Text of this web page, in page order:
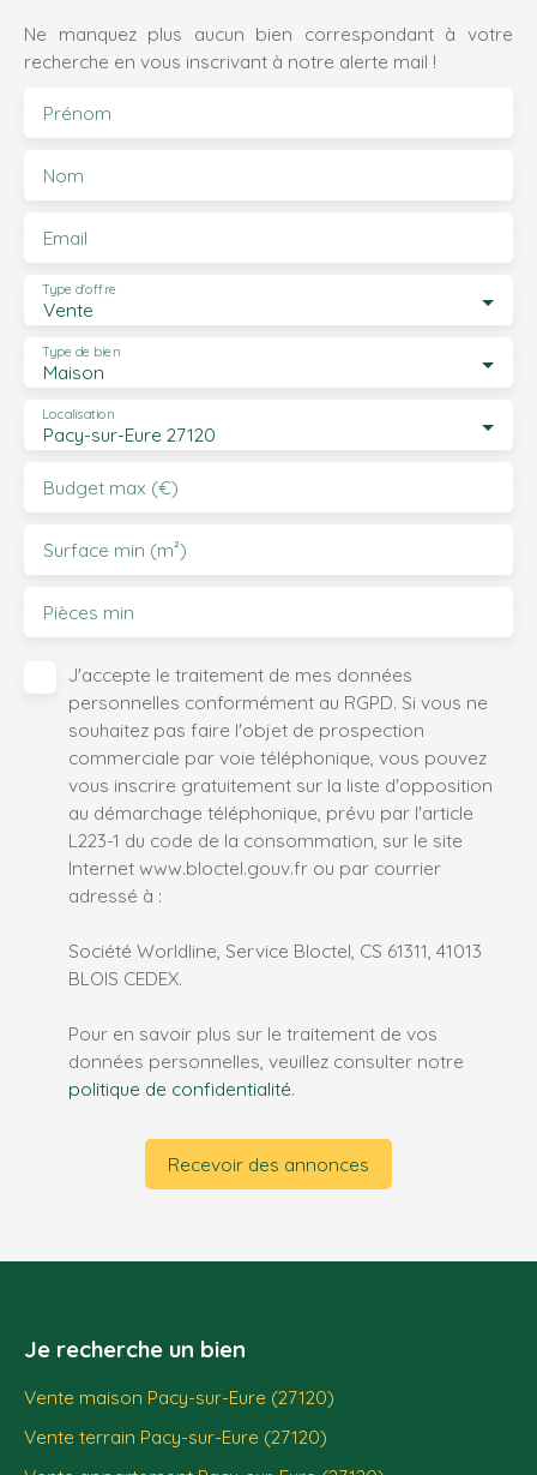
Ne manquez plus aucun bien correspondant à votre
recherche en vous inscrivant à notre alerte mail !
Prénom
Nom
Email
Vente
Type d'offre
Maison
Type de bien
Pacy-sur-Eure 27120
Localisation
Budget max (€)
Surface min (m²)
Pièces min
J'accepte le traitement de mes données
personnelles conformément au RGPD. Si vous ne
souhaitez pas faire l'objet de prospection
commerciale par voie téléphonique, vous pouvez
vous inscrire gratuitement sur la liste d'opposition
au démarchage téléphonique, prévu par l'article
L223-1 du code de la consommation, sur le site
Internet www.bloctel.gouv.fr ou par courrier
adressé à :
Société Worldline, Service Bloctel, CS 61311, 41013
BLOIS CEDEX.
Pour en savoir plus sur le traitement de vos
données personnelles, veuillez consulter notre
politique de confidentialité.
Recevoir des annonces
Je recherche un bien
Vente maison Pacy-sur-Eure (27120)
Vente terrain Pacy-sur-Eure (27120)